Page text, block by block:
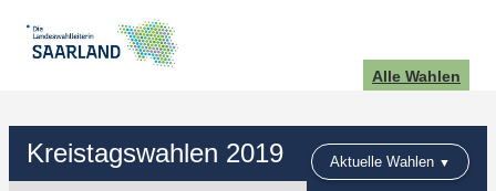
Alle Wahlen
Kreistagswahlen 2019 Aktuelle Wahlen